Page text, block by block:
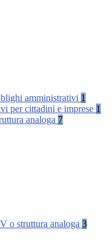
amministrativi 1
per cittadini e imprese 1
analoga 7
o struttura analoga 3